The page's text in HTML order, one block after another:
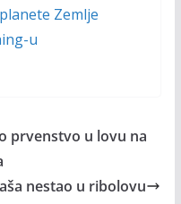
Zemlje
u
prvenstvo u lovu na
nestao u ribolovu